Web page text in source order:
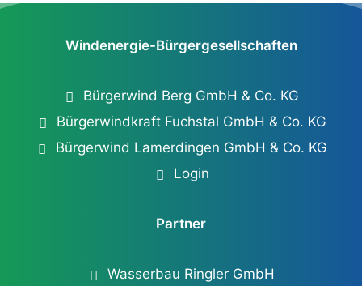
Windenergie-Bürgergesellschaften
Bürgerwind Berg GmbH & Co. KG
Bürgerwindkraft Fuchstal GmbH & Co. KG
Bürgerwind Lamerdingen GmbH & Co. KG
Login
Partner
Wasserbau Ringler GmbH